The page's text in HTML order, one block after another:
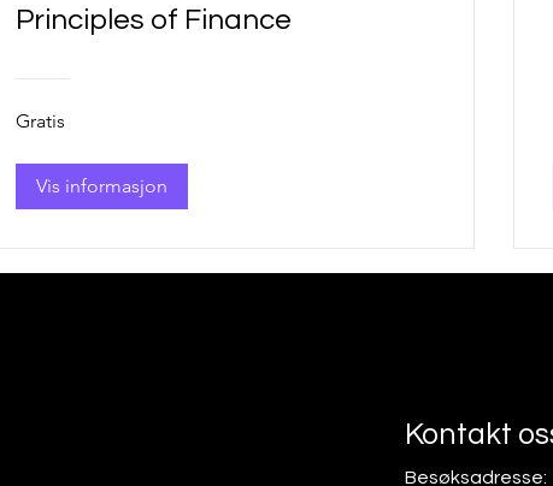
Principles of Finance
Gratis
Vis informasjon
Kontakt
Besøksadresse: